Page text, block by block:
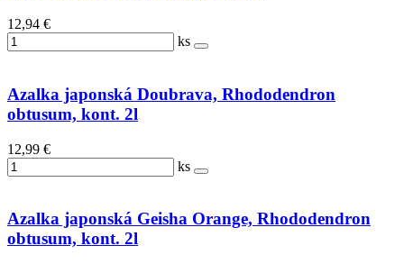
12,94 €
ks
Azalka japonská Doubrava, Rhododendron
obtusum, kont. 2l
12,99 €
ks
Azalka japonská Geisha Orange, Rhododendron
obtusum, kont. 2l